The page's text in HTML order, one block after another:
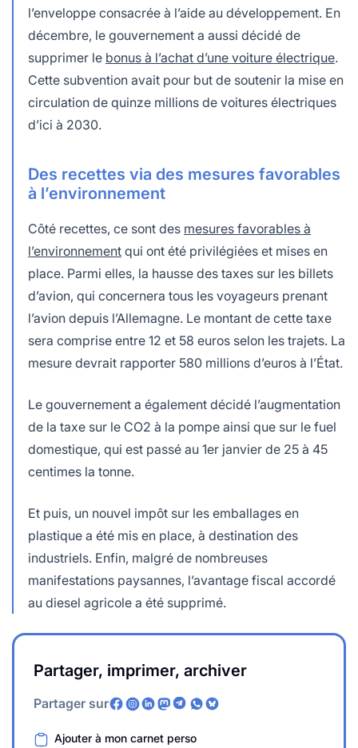
l’enveloppe consacrée à l’aide au développement. En
décembre, le gouvernement a aussi décidé de
supprimer le bonus à l’achat d’une voiture électrique.
Cette subvention avait pour but de soutenir la mise en
circulation de quinze millions de voitures électriques
d’ici à 2030.
Des recettes via des mesures favorables
à l’environnement
Côté recettes, ce sont des mesures favorables à
l’environnement qui ont été privilégiées et mises en
place. Parmi elles, la hausse des taxes sur les billets
d’avion, qui concernera tous les voyageurs prenant
l’avion depuis l’Allemagne. Le montant de cette taxe
sera comprise entre 12 et 58 euros selon les trajets. La
mesure devrait rapporter 580 millions d’euros à l’État.
Le gouvernement a également décidé l’augmentation
de la taxe sur le CO2 à la pompe ainsi que sur le fuel
domestique, qui est passé au 1er janvier de 25 à 45
centimes la tonne.
Et puis, un nouvel impôt sur les emballages en
plastique a été mis en place, à destination des
industriels. Enfin, malgré de nombreuses
manifestations paysannes, l’avantage fiscal accordé
au diesel agricole a été supprimé.
Partager, imprimer, archiver
Partager sur
Ajouter à mon carnet perso